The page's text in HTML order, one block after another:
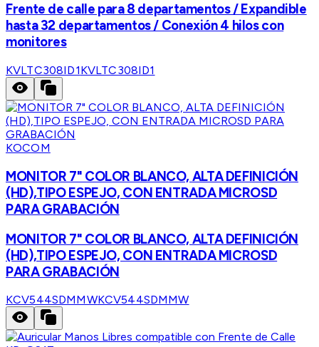
Frente de calle para 8 departamentos / Expandible
hasta 32 departamentos / Conexión 4 hilos con
monitores
KVLTC308ID1KVLTC308ID1
KOCOM
MONITOR 7" COLOR BLANCO, ALTA DEFINICIÓN
(HD),TIPO ESPEJO, CON ENTRADA MICROSD
PARA GRABACIÓN
MONITOR 7" COLOR BLANCO, ALTA DEFINICIÓN
(HD),TIPO ESPEJO, CON ENTRADA MICROSD
PARA GRABACIÓN
KCV544SDMMWKCV544SDMMW